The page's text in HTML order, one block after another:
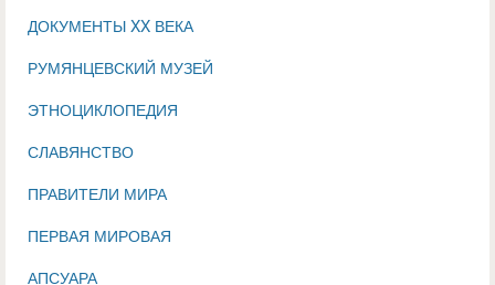
ДОКУМЕНТЫ XX ВЕКА
РУМЯНЦЕВСКИЙ МУЗЕЙ
ЭТНОЦИКЛОПЕДИЯ
СЛАВЯНСТВО
ПРАВИТЕЛИ МИРА
ПЕРВАЯ МИРОВАЯ
АПСУАРА